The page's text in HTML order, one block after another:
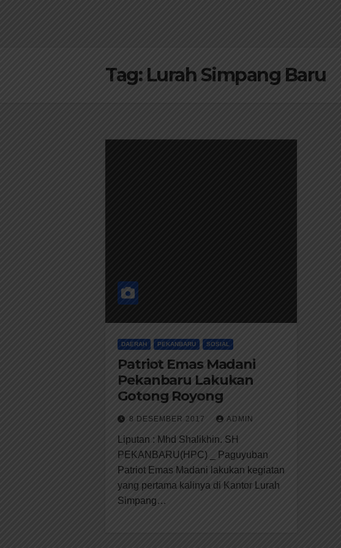
Tag: Lurah Simpang Baru
DAERAH PEKANBARU SOSIAL
Patriot Emas Madani
Pekanbaru Lakukan
Gotong Royong
8 DESEMBER 2017 ADMIN
Liputan : Mhd Shalikhin. SH
PEKANBARU(HPC) _ Paguyuban
Patriot Emas Madani lakukan kegiatan
yang pertama kalinya di Kantor Lurah
Simpang…